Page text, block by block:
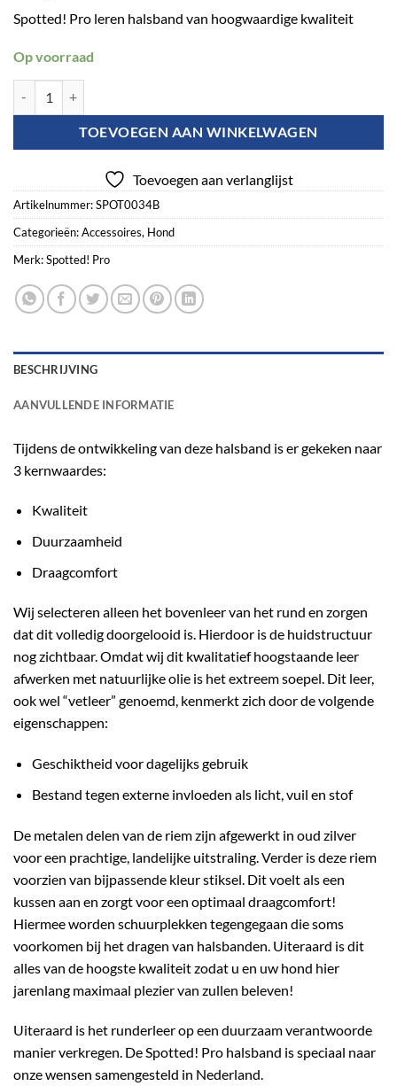
Spotted! Pro leren halsband van hoogwaardige kwaliteit
Op voorraad
TOEVOEGEN AAN WINKELWAGEN
Toevoegen aan verlanglijst
Artikelnummer:SPOT0034B
Categorieën:Accessoires, Hond
Merk:Spotted! Pro
BESCHRIJVING
AANVULLENDE INFORMATIE
Tijdens de ontwikkeling van deze halsband is er gekeken naar
3 kernwaardes:
Kwaliteit
Duurzaamheid
Draagcomfort
Wij selecteren alleen het bovenleer van het rund en zorgen
dat dit volledig doorgelooid is. Hierdoor is de huidstructuur
nog zichtbaar. Omdat wij dit kwalitatief hoogstaande leer
afwerken met natuurlijke olie is het extreem soepel. Dit leer,
ook wel “vetleer” genoemd, kenmerkt zich door de volgende
eigenschappen:
Geschiktheid voor dagelijks gebruik
Bestand tegen externe invloeden als licht, vuil en stof
De metalen delen van de riem zijn afgewerkt in oud zilver
voor een prachtige, landelijke uitstraling. Verder is deze riem
voorzien van bijpassende kleur stiksel. Dit voelt als een
kussen aan en zorgt voor een optimaal draagcomfort!
Hiermee worden schuurplekken tegengegaan die soms
voorkomen bij het dragen van halsbanden. Uiteraard is dit
alles van de hoogste kwaliteit zodat u en uw hond hier
jarenlang maximaal plezier van zullen beleven!
Uiteraard is het runderleer op een duurzaam verantwoorde
manier verkregen. De Spotted! Pro halsband is speciaal naar
onze wensen samengesteld in Nederland.